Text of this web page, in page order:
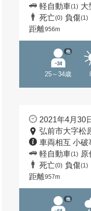
軽自動車(1) 大
死亡(0) 負傷(1)
距離956m
25～34歳
他
2021年4月30
弘前市大字松
車両相互 小破
軽自動車(1) 原
死亡(0) 負傷(1)
距離957m
他